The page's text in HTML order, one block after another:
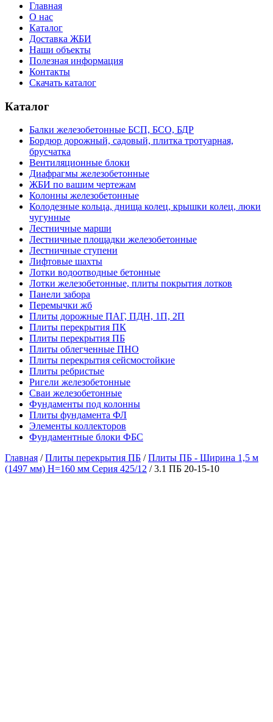
Главная
О нас
Каталог
Доставка ЖБИ
Наши объекты
Полезная информация
Контакты
Скачать каталог
Каталог
Балки железобетонные БСП, БСО, БДР
Бордюр дорожный, садовый, плитка тротуарная,
брусчатка
Вентиляционные блоки
Диафрагмы железобетонные
ЖБИ по вашим чертежам
Колонны железобетонные
Колодезные кольца, днища колец, крышки колец, люки
чугунные
Лестничные марши
Лестничные площадки железобетонные
Лестничные ступени
Лифтовые шахты
Лотки водоотводные бетонные
Лотки железобетонные, плиты покрытия лотков
Панели забора
Перемычки жб
Плиты дорожные ПАГ, ПДН, 1П, 2П
Плиты перекрытия ПК
Плиты перекрытия ПБ
Плиты облегченные ПНО
Плиты перекрытия сейсмостойкие
Плиты ребристые
Ригели железобетонные
Сваи железобетонные
Фундаменты под колонны
Плиты фундамента ФЛ
Элементы коллекторов
Фундаментные блоки ФБС
Главная /Плиты перекрытия ПБ /Плиты ПБ - Ширина 1,5 м
(1497 мм) H=160 мм Серия 425/12 / 3.1 ПБ 20-15-10